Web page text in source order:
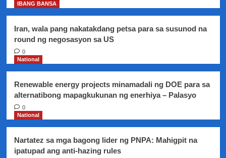
Center
IBANG BANSA
Iran, wala pang nakatakdang petsa para sa susunod na
round ng negosasyon sa US
0
National
Renewable energy projects minamadali ng DOE para sa
alternatibong mapagkukunan ng enerhiya – Palasyo
0
National
Nartatez sa mga bagong lider ng PNPA: Mahigpit na
ipatupad ang anti-hazing rules